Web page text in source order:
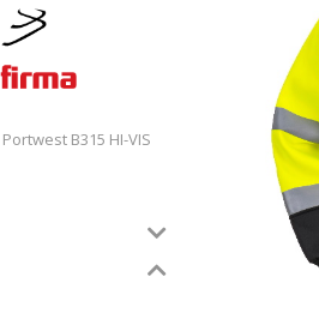
Portwest B315 HI-VIS